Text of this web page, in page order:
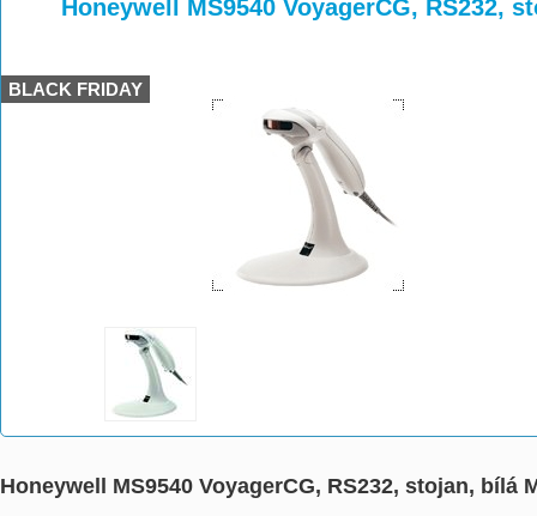
>>
Honeywell MS9540 VoyagerCG, RS232,
BLACK FRIDAY
Honeywell MS9540 VoyagerCG, RS232, stojan, bílá